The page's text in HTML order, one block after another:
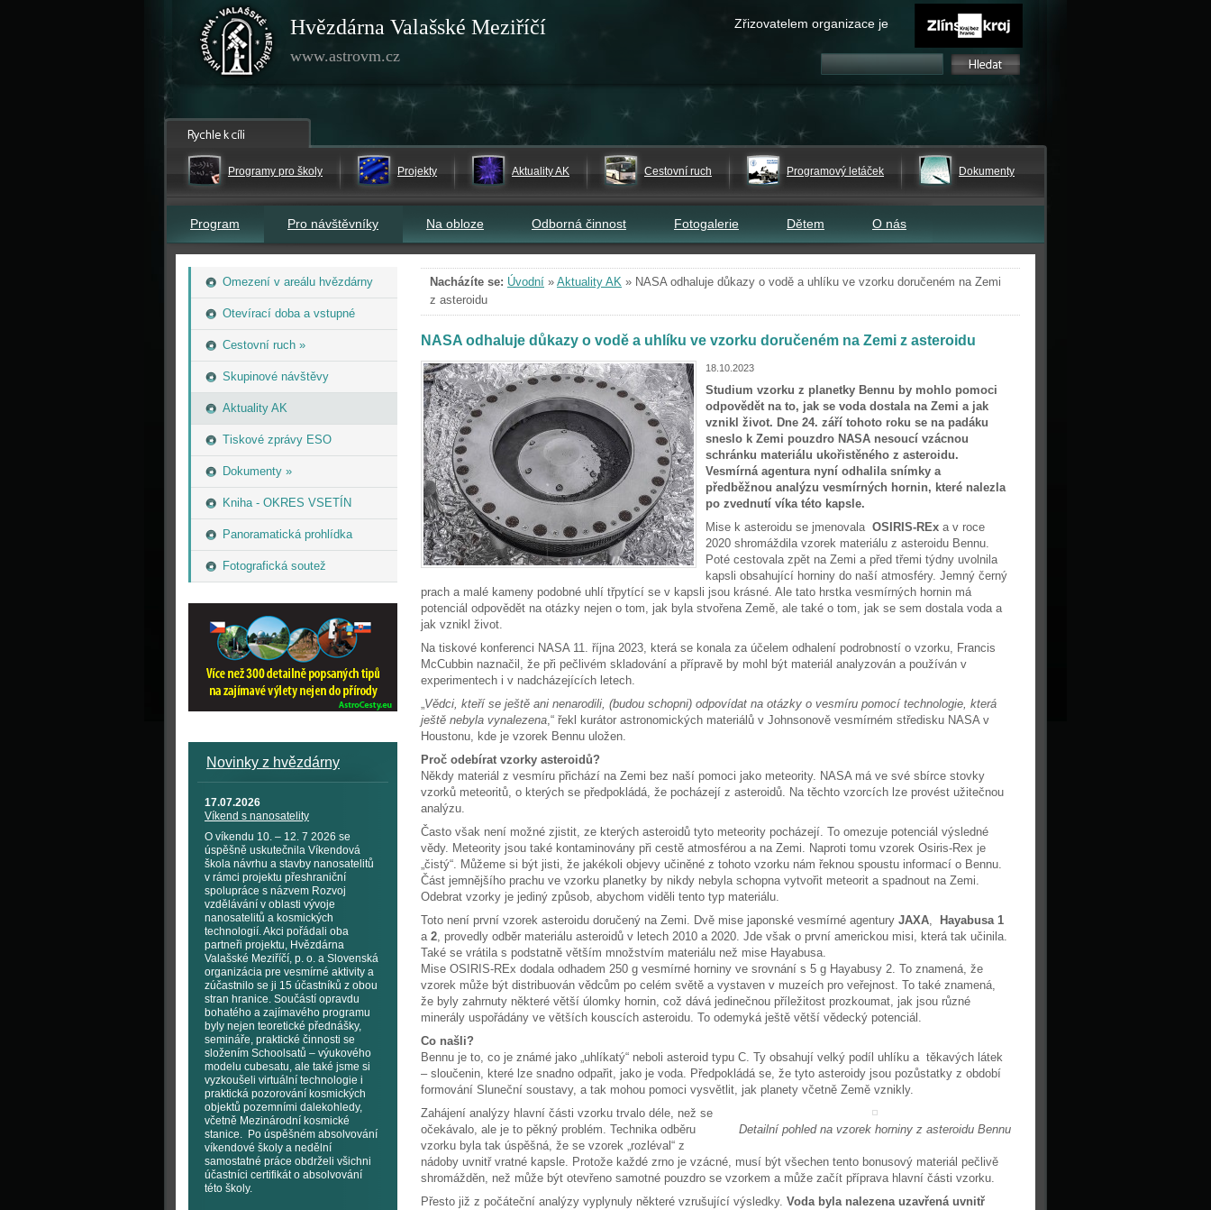
Hvězdárna Valašské Meziříčí
www.astrovm.cz
Zřizovatelem organizace je
Programy pro školy Projekty Aktuality AK Cestovní ruch Programový letáček Dokumenty
Program Pro návštěvníky Na obloze Odborná činnost Fotogalerie Dětem O nás
Omezení v areálu hvězdárny
Otevírací doba a vstupné
Cestovní ruch »
Skupinové návštěvy
Aktuality AK
Tiskové zprávy ESO
Dokumenty »
Kniha - OKRES VSETÍN
Panoramatická prohlídka
Fotografická soutež
Novinky z hvězdárny
17.07.2026
Víkend s nanosatelity
O víkendu 10. – 12. 7 2026 se
úspěšně uskutečnila Víkendová
škola návrhu a stavby nanosatelitů
v rámci projektu přeshraniční
spolupráce s názvem Rozvoj
vzdělávání v oblasti vývoje
nanosatelitů a kosmických
technologií. Akci pořádali oba
partneři projektu, Hvězdárna
Valašské Meziříčí, p. o. a Slovenská
organizácia pre vesmírné aktivity a
zúčastnilo se ji 15 účastníků z obou
stran hranice. Součástí opravdu
bohatého a zajímavého programu
byly nejen teoretické přednášky,
semináře, praktické činnosti se
složením Schoolsatů – výukového
modelu cubesatu, ale také jsme si
vyzkoušeli virtuální technologie i
praktická pozorování kosmických
objektů pozemními dalekohledy,
včetně Mezinárodní kosmické
stanice. Po úspěšném absolvování
víkendové školy a nedělní
samostatné práce obdrželi všichni
účastníci certifikát o absolvování
této školy.
Nacházíte se: Úvodní » Aktuality AK » NASA odhaluje důkazy o vodě a uhlíku ve vzorku doručeném na Zemi
z asteroidu
NASA odhaluje důkazy o vodě a uhlíku ve vzorku doručeném na Zemi z asteroidu
18.10.2023
Studium vzorku z planetky Bennu by mohlo pomoci
odpovědět na to, jak se voda dostala na Zemi a jak
vznikl život. Dne 24. září tohoto roku se na padáku
sneslo k Zemi pouzdro NASA nesoucí vzácnou
schránku materiálu ukořistěného z asteroidu.
Vesmírná agentura nyní odhalila snímky a
předběžnou analýzu vesmírných hornin, které nalezla
po zvednutí víka této kapsle.
Mise k asteroidu se jmenovala OSIRIS-REx a v roce
2020 shromáždila vzorek materiálu z asteroidu Bennu.
Poté cestovala zpět na Zemi a před třemi týdny uvolnila
kapsli obsahující horniny do naší atmosféry. Jemný černý
prach a malé kameny podobné uhlí třpytící se v kapsli jsou krásné. Ale tato hrstka vesmírných hornin má
potenciál odpovědět na otázky nejen o tom, jak byla stvořena Země, ale také o tom, jak se sem dostala voda a
jak vznikl život.
Na tiskové konferenci NASA 11. října 2023, která se konala za účelem odhalení podrobností o vzorku, Francis
McCubbin naznačil, že při pečlivém skladování a přípravě by mohl být materiál analyzován a používán v
experimentech i v nadcházejících letech.
„Vědci, kteří se ještě ani nenarodili, (budou schopni) odpovídat na otázky o vesmíru pomocí technologie, která
ještě nebyla vynalezena,“ řekl kurátor astronomických materiálů v Johnsonově vesmírném středisku NASA v
Houstonu, kde je vzorek Bennu uložen.
Proč odebírat vzorky asteroidů?
Někdy materiál z vesmíru přichází na Zemi bez naší pomoci jako meteority. NASA má ve své sbírce stovky
vzorků meteoritů, o kterých se předpokládá, že pocházejí z asteroidů. Na těchto vzorcích lze provést užitečnou
analýzu.
Často však není možné zjistit, ze kterých asteroidů tyto meteority pocházejí. To omezuje potenciál výsledné
vědy. Meteority jsou také kontaminovány při cestě atmosférou a na Zemi. Naproti tomu vzorek Osiris-Rex je
„čistý“. Můžeme si být jisti, že jakékoli objevy učiněné z tohoto vzorku nám řeknou spoustu informací o Bennu.
Část jemnějšího prachu ve vzorku planetky by nikdy nebyla schopna vytvořit meteorit a spadnout na Zemi.
Odebrat vzorky je jediný způsob, abychom viděli tento typ materiálu.
Toto není první vzorek asteroidu doručený na Zemi. Dvě mise japonské vesmírné agentury JAXA,
Hayabusa 1
a 2, provedly odběr materiálu asteroidů v letech 2010 a 2020. Jde však o první americkou misi, která tak učinila.
Také se vrátila s podstatně větším množstvím materiálu než mise Hayabusa.
Mise OSIRIS-REx dodala odhadem 250 g vesmírné horniny ve srovnání s 5 g Hayabusy 2. To znamená, že
vzorek může být distribuován vědcům po celém světě a vystaven v muzeích pro veřejnost. To také znamená,
že byly zahrnuty některé větší úlomky hornin, což dává jedinečnou příležitost prozkoumat, jak jsou různé
minerály uspořádány ve větších kouscích asteroidu. To odemyká ještě větší vědecký potenciál.
Co našli?
Bennu je to, co je známé jako „uhlíkatý“ neboli asteroid typu C. Ty obsahují velký podíl uhlíku a těkavých látek
– sloučenin, které lze snadno odpařit, jako je voda. Předpokládá se, že tyto asteroidy jsou pozůstatky z období
formování Sluneční soustavy, a tak mohou pomoci vysvětlit, jak planety včetně Země vznikly.
Detailní pohled na vzorek horniny z asteroidu Bennu
Zahájení analýzy hlavní části vzorku trvalo déle, než se
očekávalo, ale je to pěkný problém. Technika odběru
vzorku byla tak úspěšná, že se vzorek „rozléval“ z
nádoby uvnitř vratné kapsle. Protože každé zrno je vzácné, musí být všechen tento bonusový materiál pečlivě
shromážděn, než může být otevřeno samotné pouzdro se vzorkem a může začít příprava hlavní části vzorku.
Přesto již z počáteční analýzy vyplynuly některé vzrušující výsledky. Voda byla nalezena uzavřená uvnitř